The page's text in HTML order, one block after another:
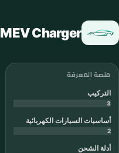
MEV Charger
منصة المعرفة
التركيب
3
أساسيات السيارات الكهربائية
2
أدلة الشحن